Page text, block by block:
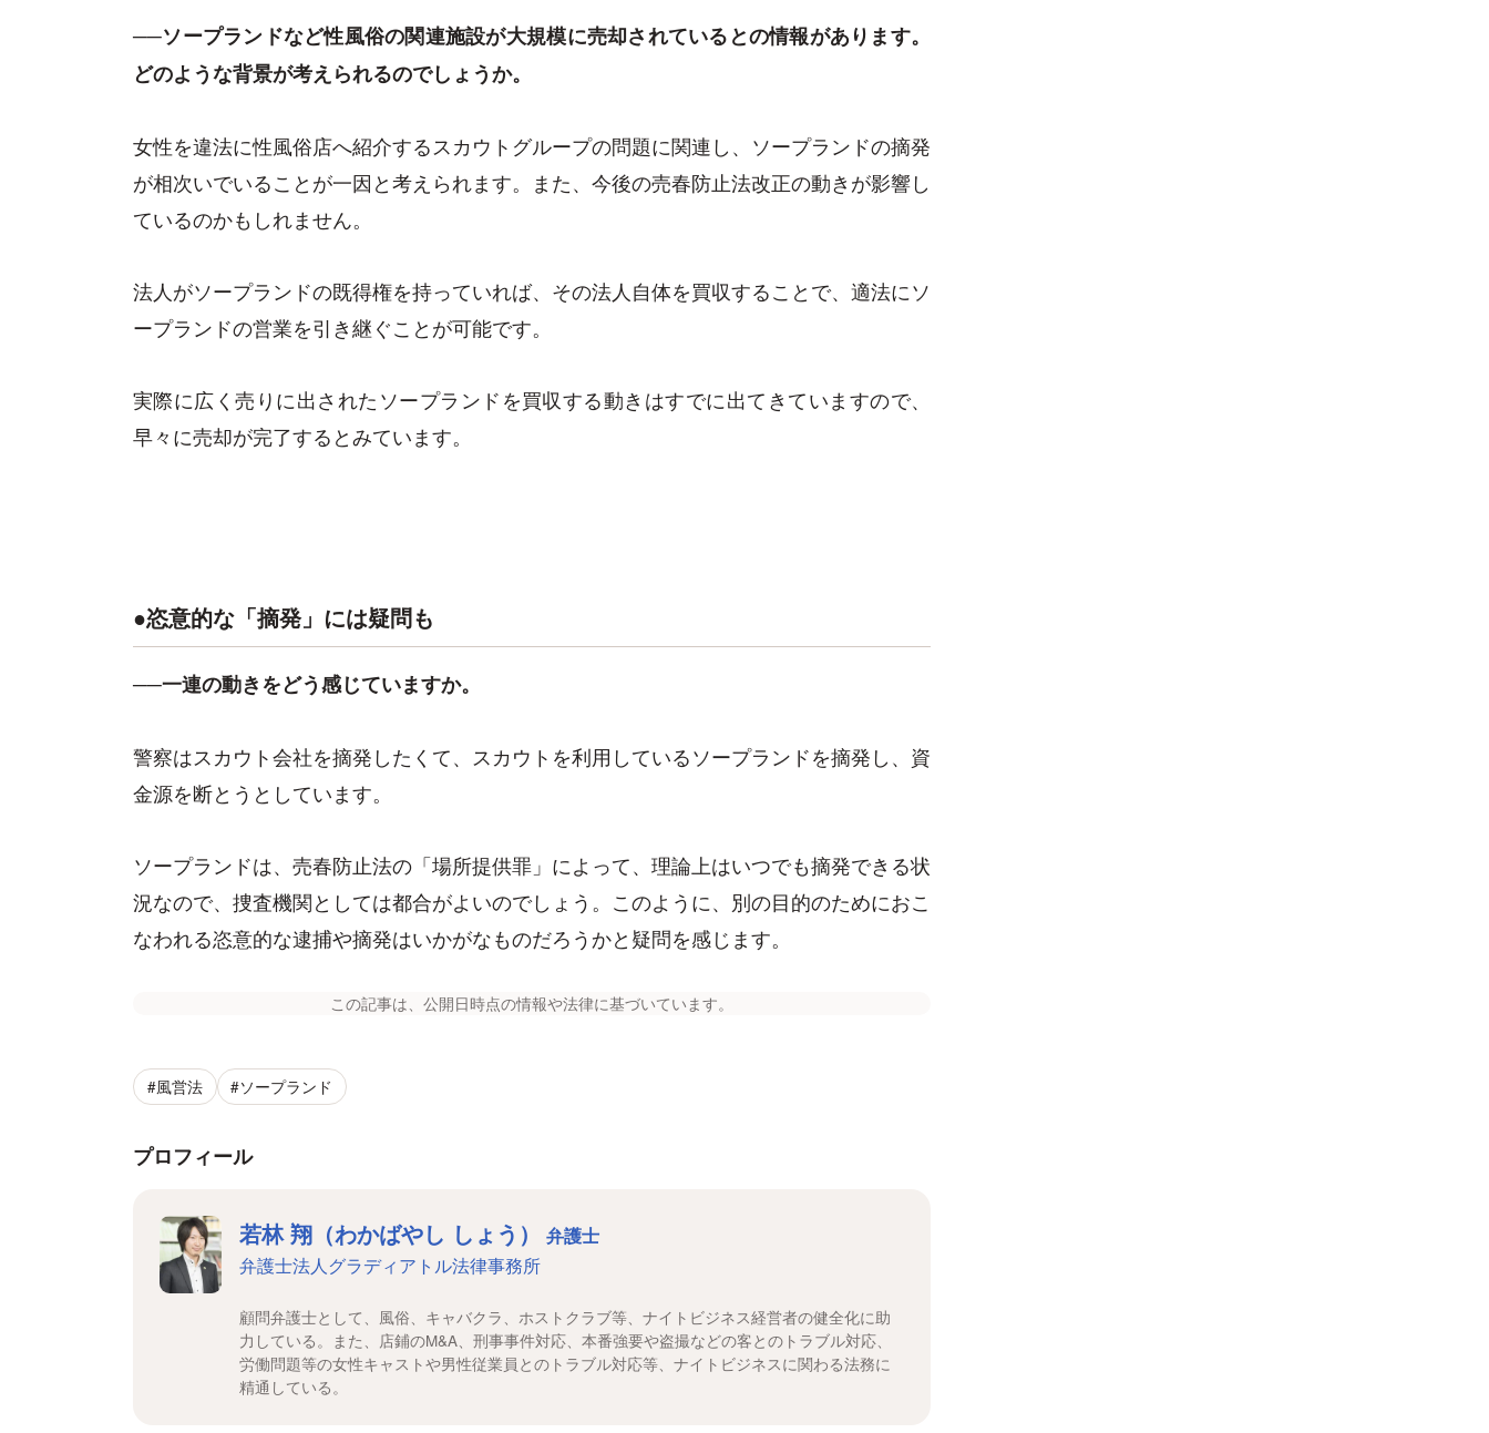
──ソープランドなど性風俗の関連施設が大規模に売却されているとの情報があります。
どのような背景が考えられるのでしょうか。
女性を違法に性風俗店へ紹介するスカウトグループの問題に関連し、ソープランドの摘発
が相次いでいることが一因と考えられます。また、今後の売春防止法改正の動きが影響し
ているのかもしれません。
法人がソープランドの既得権を持っていれば、その法人自体を買収することで、適法にソ
ープランドの営業を引き継ぐことが可能です。
実際に広く売りに出されたソープランドを買収する動きはすでに出てきていますので、
早々に売却が完了するとみています。
●恣意的な「摘発」には疑問も
──一連の動きをどう感じていますか。
警察はスカウト会社を摘発したくて、スカウトを利用しているソープランドを摘発し、資
金源を断とうとしています。
ソープランドは、売春防止法の「場所提供罪」によって、理論上はいつでも摘発できる状
況なので、捜査機関としては都合がよいのでしょう。このように、別の目的のためにおこ
なわれる恣意的な逮捕や摘発はいかがなものだろうかと疑問を感じます。
この記事は、公開日時点の情報や法律に基づいています。
#風営法 #ソープランド
プロフィール
若林 翔（わかばやし しょう） 弁護士
弁護士法人グラディアトル法律事務所
顧問弁護士として、風俗、キャバクラ、ホストクラブ等、ナイトビジネス経営者の健全化に助
力している。また、店鋪のM&A、刑事事件対応、本番強要や盗撮などの客とのトラブル対応、
労働問題等の女性キャストや男性従業員とのトラブル対応等、ナイトビジネスに関わる法務に
精通している。